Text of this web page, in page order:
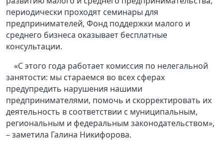
периодически проходят семинары для
предпринимателей, Фонд поддержки малого и
среднего бизнеса оказывает бесплатные
консультации.
«С этого года работает комиссия по нелегальной
занятости: мы стараемся во всех сферах
предупредить нарушения нашими
предпринимателями, помочь и скорректировать их
деятельность в соответствии с муниципальным,
региональным и федеральным законодательством»,
– заметила Галина Никифорова.